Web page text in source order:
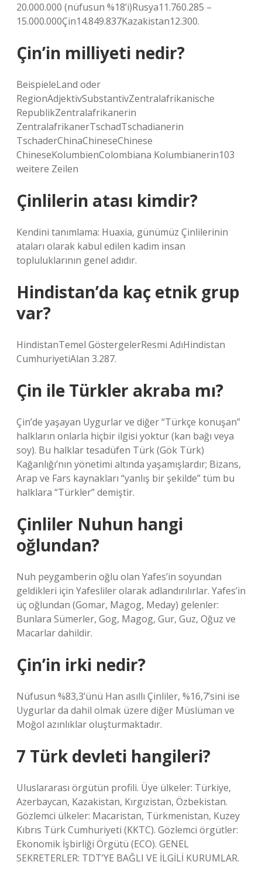
20.000.000 (nüfusun %18’i)Rusya11.760.285 –
15.000.000Çin14.849.837Kazakistan12.300.
Çin’in milliyeti nedir?
BeispieleLand oder
RegionAdjektivSubstantivZentralafrikanische
RepublikZentralafrikanerin
ZentralafrikanerTschadTschadianerin
TschaderChinaChineseChinese
ChineseKolumbienColombiana Kolumbianerin103
weitere Zeilen
Çinlilerin atası kimdir?
Kendini tanımlama: Huaxia, günümüz Çinlilerinin
ataları olarak kabul edilen kadim insan
topluluklarının genel adıdır.
Hindistan’da kaç etnik grup
var?
HindistanTemel GöstergelerResmi AdıHindistan
CumhuriyetiAlan 3.287.
Çin ile Türkler akraba mı?
Çin’de yaşayan Uygurlar ve diğer “Türkçe konuşan”
halkların onlarla hiçbir ilgisi yoktur (kan bağı veya
soy). Bu halklar tesadüfen Türk (Gök Türk)
Kağanlığı’nın yönetimi altında yaşamışlardır; Bizans,
Arap ve Fars kaynakları “yanlış bir şekilde” tüm bu
halklara “Türkler” demiştir.
Çinliler Nuhun hangi
oğlundan?
Nuh peygamberin oğlu olan Yafes’in soyundan
geldikleri için Yafesliler olarak adlandırılırlar. Yafes’in
üç oğlundan (Gomar, Magog, Meday) gelenler:
Bunlara Sümerler, Gog, Magog, Gur, Guz, Oğuz ve
Macarlar dahildir.
Çin’in irki nedir?
Nüfusun %83,3’ünü Han asıllı Çinliler, %16,7’sini ise
Uygurlar da dahil olmak üzere diğer Müslüman ve
Moğol azınlıklar oluşturmaktadır.
7 Türk devleti hangileri?
Uluslararası örgütün profili. Üye ülkeler: Türkiye,
Azerbaycan, Kazakistan, Kırgızistan, Özbekistan.
Gözlemci ülkeler: Macaristan, Türkmenistan, Kuzey
Kıbrıs Türk Cumhuriyeti (KKTC). Gözlemci örgütler:
Ekonomik İşbirliği Örgütü (ECO). GENEL
SEKRETERLER: TDT’YE BAĞLI VE İLGİLİ KURUMLAR.